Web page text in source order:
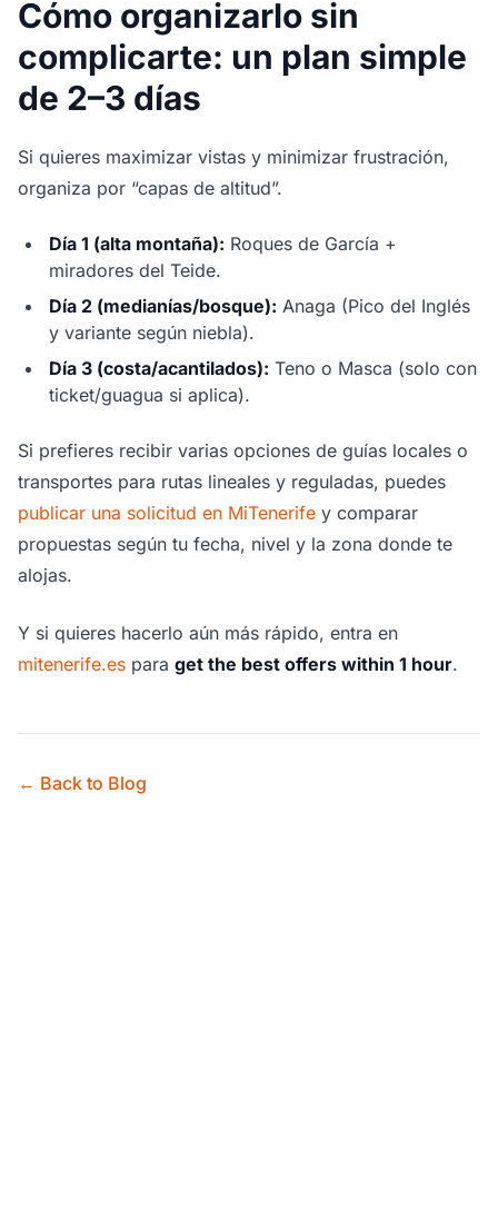
Cómo organizarlo sin
complicarte: un plan simple
de 2–3 días
Si quieres maximizar vistas y minimizar frustración,
organiza por “capas de altitud”.
Día 1 (alta montaña): Roques de García +
miradores del Teide.
Día 2 (medianías/bosque): Anaga (Pico del Inglés
y variante según niebla).
Día 3 (costa/acantilados): Teno o Masca (solo con
ticket/guagua si aplica).
Si prefieres recibir varias opciones de guías locales o
transportes para rutas lineales y reguladas, puedes
publicar una solicitud en MiTenerife y comparar
propuestas según tu fecha, nivel y la zona donde te
alojas.
Y si quieres hacerlo aún más rápido, entra en
mitenerife.es para get the best offers within 1 hour.
← Back to Blog